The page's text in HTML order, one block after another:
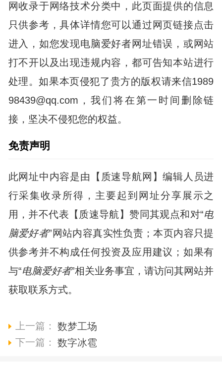
网收录于网络技术分类中，此页面提供的信息
只供参考，具体详情您可以通过网页链接点击
进入，如您发现电脑爱好者网址错误，或网站
打不开以及出现违规内容，都可告知本站进行
处理。如果本页侵犯了贵方的版权请来信1989
98439@qq.com，我们将在第一时间删除链
接，坚决不侵犯您的权益。
免责声明
此网址中内容是由【质速导航网】编辑人员进
行采集收录所得，主要起到网址分享展示之
用，并不代表【质速导航】赞同其观点和对“电
脑爱好者”网站内容真实性负责；本页内容只提
供参考并不构成任何投资及应用建议；如果有
与“电脑爱好者”相关业务事宜，请访问其网站并
获取联系方式。
上一篇：
数梦工场
下一篇：
数字冰雹